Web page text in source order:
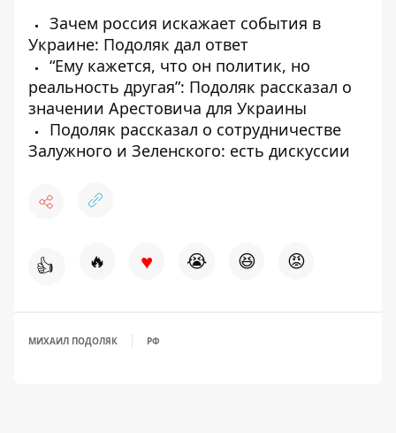
Зачем россия искажает события в
Украине: Подоляк дал ответ
“Ему кажется, что он политик, но
реальность другая”: Подоляк рассказал о
значении Арестовича для Украины
Подоляк рассказал о сотрудничестве
Залужного и Зеленского: есть дискуссии
👍 🔥 ♥ 😭 😆 😡
МИХАИЛ ПОДОЛЯК РФ